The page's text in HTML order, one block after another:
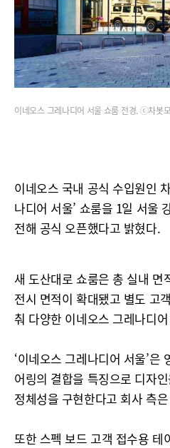
이네오스 그레나디어 서울 쇼룸 전경. ⓒ차봇
이네오스 국내 공식 수입원인
나디어 서울’ 쇼룸을 1일 서울
전해 공식 오픈했다고 밝혔다.
새 도산대로 쇼룸은 총 실내 면
전시 면적이 확대됐고 별도 고
춰 다양한 이네오스 그레나디
​‘이네오스 그레나디어 서울’은
어링의 결합을 특징으로 디자
정체성을 구현한다고 회사 측
또한 스펙 보드 고객 접수용 테